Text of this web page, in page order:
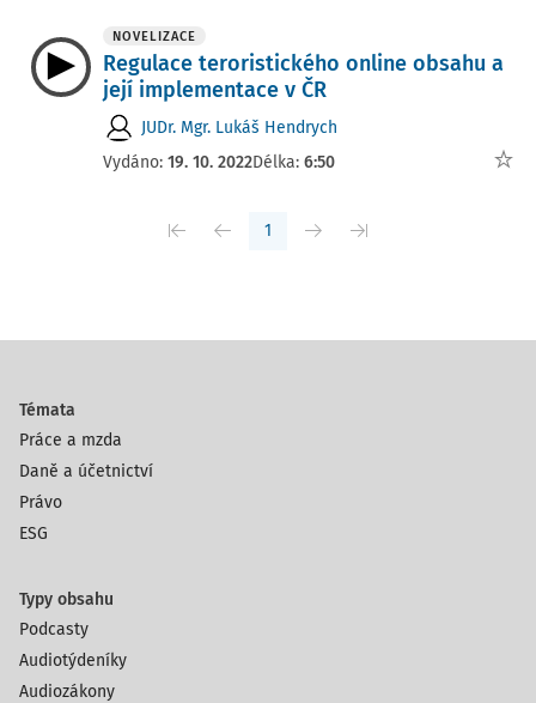
NOVELIZACE
Regulace teroristického online obsahu a
její implementace v ČR
JUDr. Mgr. Lukáš Hendrych
Vydáno: 19. 10. 2022Délka: 6:50
1
Témata
Práce a mzda
Daně a účetnictví
Právo
ESG
Typy obsahu
Podcasty
Audiotýdeníky
Audiozákony